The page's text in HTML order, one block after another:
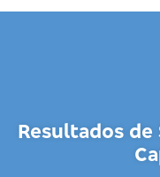
Resultados